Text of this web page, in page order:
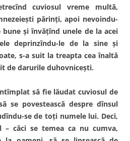
cuviosul vreme multă,
părinţi, apoi nevoindu-
şi învăţînd unele de la acei
deprinzîndu-le de la sine şi
s-a suit la treapta cea înaltă
de darurile duhovniceşti.
să fie lăudat cuviosul de
se povestească despre dînsul
se de toţi numele lui. Deci,
– căci se temea ca nu cumva,